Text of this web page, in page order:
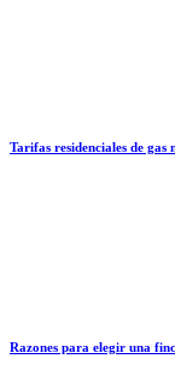
Tarifas residenciales de gas
Razones para elegir una